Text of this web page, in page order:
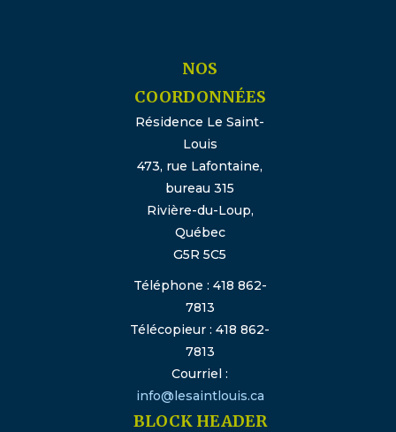
NOS
COORDONNÉES
Résidence Le Saint-
Louis
473, rue Lafontaine,
bureau 315
Rivière-du-Loup,
Québec
G5R 5C5
Téléphone : 418 862-
7813
Télécopieur : 418 862-
7813
Courriel :
info@lesaintlouis.ca
BLOCK HEADER